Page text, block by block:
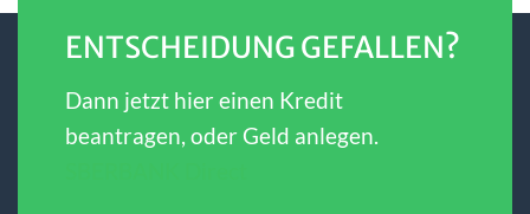
ENTSCHEIDUNG GEFALLEN?
Dann jetzt hier einen Kredit
beantragen, oder Geld anlegen.